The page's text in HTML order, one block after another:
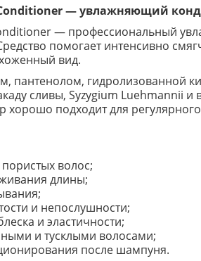
— увлажняющий
— профессиональный
помогает интенсивно
вид.
пантенолом, гидролизованной
сливы, Syzygium Luehmannii
хорошо подходит для
волос;
длины;
и непослушности;
и эластичности;
и тусклыми волосами;
после шампуня.